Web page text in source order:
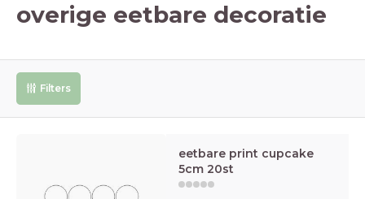
overige eetbare decoratie
Filters
eetbare print cupcake
5cm 20st